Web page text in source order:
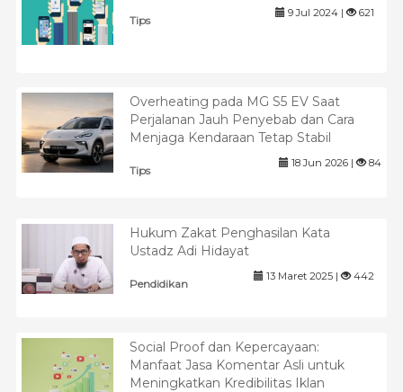
Tips
9 Jul 2024 | 621
Overheating pada MG S5 EV Saat
Perjalanan Jauh Penyebab dan Cara
Menjaga Kendaraan Tetap Stabil
Tips
18 Jun 2026 | 84
Hukum Zakat Penghasilan Kata
Ustadz Adi Hidayat
Pendidikan
13 Maret 2025 | 442
Social Proof dan Kepercayaan:
Manfaat Jasa Komentar Asli untuk
Meningkatkan Kredibilitas Iklan